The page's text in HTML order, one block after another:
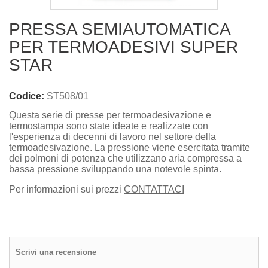
PRESSA SEMIAUTOMATICA
PER TERMOADESIVI SUPER
STAR
Codice: ST508/01
Questa serie di presse per termoadesivazione e
termostampa sono state ideate e realizzate con
l'esperienza di decenni di lavoro nel settore della
termoadesivazione. La pressione viene esercitata tramite
dei polmoni di potenza che utilizzano aria compressa a
bassa pressione sviluppando una notevole spinta.
Per informazioni sui prezzi CONTATTACI
Scrivi una recensione